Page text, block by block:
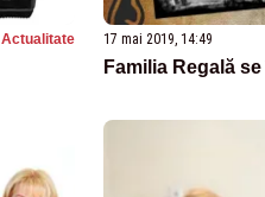
Actualitate 17 mai 2019, 14:49
Familia Regală